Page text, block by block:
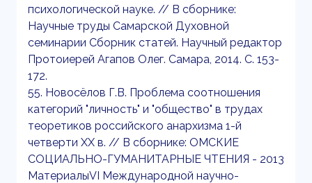
психологической науке. // В сборнике:
Научные труды Самарской Духовной
семинарии Сборник статей. Научный редактор
Протоиерей Агапов Олег. Самара, 2014. С. 153-
172.
55. Новосёлов Г.В. Проблема соотношения
категорий "личность" и "общество" в трудах
теоретиков российского анархизма 1-й
четверти XX в. // В сборнике: ОМСКИЕ
СОЦИАЛЬНО-ГУМАНИТАРНЫЕ ЧТЕНИЯ - 2013
МатериалыVI Международной научно-